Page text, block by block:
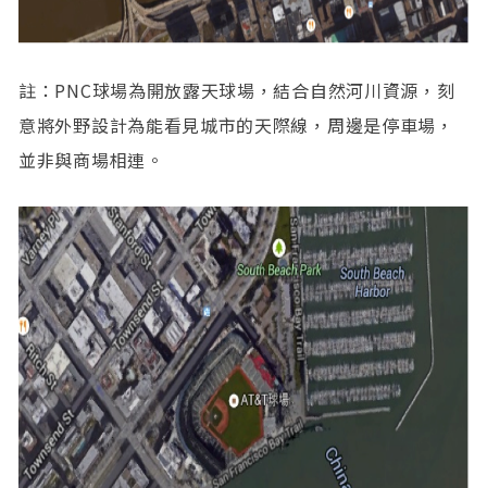
註：PNC球場為開放露天球場，結合自然河川資源，刻
意將外野設計為能看見城市的天際線，周邊是停車場，
並非與商場相連。